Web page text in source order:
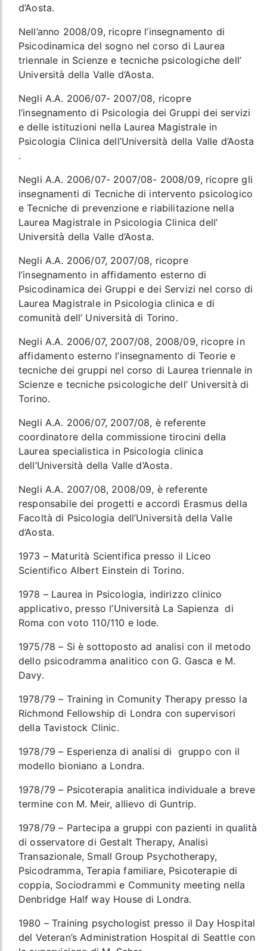
d’Aosta.
Nell’anno 2008/09, ricopre l’insegnamento di
Psicodinamica del sogno nel corso di Laurea
triennale in Scienze e tecniche psicologiche dell’
Università della Valle d’Aosta.
Negli A.A. 2006/07- 2007/08, ricopre
l’insegnamento di Psicologia dei Gruppi dei servizi
e delle istituzioni nella Laurea Magistrale in
Psicologia Clinica dell’Università della Valle d’Aosta
.
Negli A.A. 2006/07- 2007/08- 2008/09, ricopre gli
insegnamenti di Tecniche di intervento psicologico
e Tecniche di prevenzione e riabilitazione nella
Laurea Magistrale in Psicologia Clinica dell’
Università della Valle d’Aosta.
Negli A.A. 2006/07, 2007/08, ricopre
l’insegnamento in affidamento esterno di
Psicodinamica dei Gruppi e dei Servizi nel corso di
Laurea Magistrale in Psicologia clinica e di
comunità dell’ Università di Torino.
Negli A.A. 2006/07, 2007/08, 2008/09, ricopre in
affidamento esterno l’insegnamento di Teorie e
tecniche dei gruppi nel corso di Laurea triennale in
Scienze e tecniche psicologiche dell’ Università di
Torino.
Negli A.A. 2006/07, 2007/08, è referente
coordinatore della commissione tirocini della
Laurea specialistica in Psicologia clinica
dell’Università della Valle d’Aosta.
Negli A.A. 2007/08, 2008/09, è referente
responsabile dei progetti e accordi Erasmus della
Facoltà di Psicologia dell’Università della Valle
d’Aosta.
1973 – Maturità Scientifica presso il Liceo
Scientifico Albert Einstein di Torino.
1978 – Laurea in Psicologia, indirizzo clinico
applicativo, presso l’Università La Sapienza di
Roma con voto 110/110 e lode.
1975/78 – Si è sottoposto ad analisi con il metodo
dello psicodramma analitico con G. Gasca e M.
Davy.
1978/79 – Training in Comunity Therapy presso la
Richmond Fellowship di Londra con supervisori
della Tavistock Clinic.
1978/79 – Esperienza di analisi di gruppo con il
modello bioniano a Londra.
1978/79 – Psicoterapia analitica individuale a breve
termine con M. Meir, allievo di Guntrip.
1978/79 – Partecipa a gruppi con pazienti in qualità
di osservatore di Gestalt Therapy, Analisi
Transazionale, Small Group Psychotherapy,
Psicodramma, Terapia familiare, Psicoterapie di
coppia, Sociodrammi e Community meeting nella
Denbridge Half way House di Londra.
1980 – Training psychologist presso il Day Hospital
del Veteran’s Administration Hospital di Seattle con